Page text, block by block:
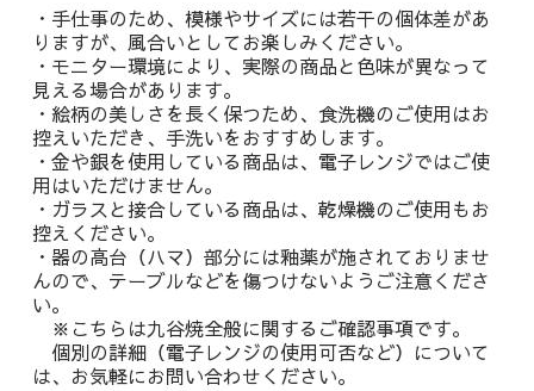
・手仕事のため、模様やサイズには若干の個体差があ
りますが、風合いとしてお楽しみください。
・モニター環境により、実際の商品と色味が異なって
見える場合があります。
・絵柄の美しさを長く保つため、食洗機のご使用はお
控えいただき、手洗いをおすすめします。
・金や銀を使用している商品は、電子レンジではご使
用はいただけません。
・ガラスと接合している商品は、乾燥機のご使用もお
控えください。
・器の高台（ハマ）部分には釉薬が施されておりませ
んので、テーブルなどを傷つけないようご注意くださ
い。
※こちらは九谷焼全般に関するご確認事項です。
個別の詳細（電子レンジの使用可否など）について
は、お気軽にお問い合わせください。